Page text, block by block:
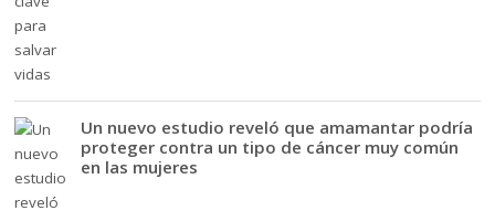
Un nuevo estudio reveló que amamantar podría
proteger contra un tipo de cáncer muy común
en las mujeres